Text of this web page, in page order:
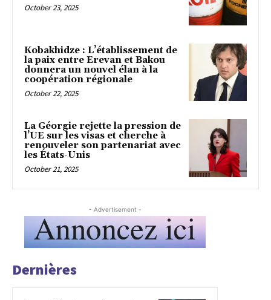
October 23, 2025
Kobakhidze : L’établissement de
la paix entre Erevan et Bakou
donnera un nouvel élan à la
coopération régionale
October 22, 2025
La Géorgie rejette la pression de
l’UE sur les visas et cherche à
renouveler son partenariat avec
les États-Unis
October 21, 2025
- Advertisement -
Dernières